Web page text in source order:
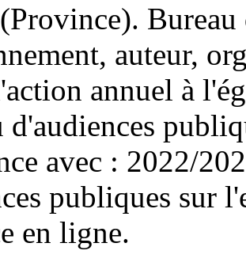
auteur,
annuel à
d'audiences
avec : 2022/
publiques
en ligne.